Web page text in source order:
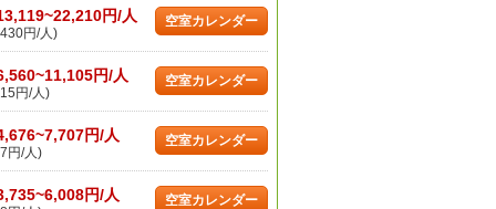
円/人
円/人)
空室カレンダー
円/人
円/人)
空室カレンダー
円/人
円/人)
空室カレンダー
円/人 空室カレンダー